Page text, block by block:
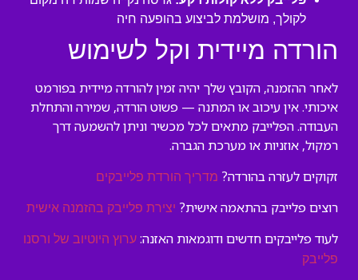
לקולך, מושלמת לביצוע בהופעה חיה
הורדה מיידית וקל לשימוש
לאחר ההזמנה, הקובץ שלך יהיה זמין להורדה מיידית בפורמט
איכותי. אין עיכוב או המתנה — פשוט הורדה, שמירה והתחלת
העבודה. הפלייבק מתאים לכל מכשיר וניתן להשמעה דרך
רמקול, אוזניות או מערכת הגברה.
זקוקים לעזרה בהורדה? מדריך הורדת פלייבקים
רוצים פלייבק בהתאמה אישית? יצירת פלייבק בהזמנה אישית
לעוד פלייבקים חדשים ודוגמאות האזנה: ערוץ היוטיוב של ורסנו
פלייבק